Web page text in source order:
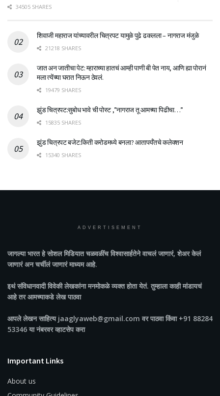
34505 SHARES
शिवाजी महाराज यांच्यावरील चित्रपट यामुळे पुढे ढकलला – नागराज मंजुळे
21218 SHARES
जात अन जातीचा पेट: म्हाराच्या हातचं आम्ही पाणी बी पेत नाय, आणि ह्या पोरानं
मला त्येंच्या घरात निऊन ठेवलं.
19479 SHARES
झुंड चित्रपट:सुबोध भावे ची पोस्ट ,”नागराज तू आमच्या पिढीचा…”
15835 SHARES
झुंड चित्रपट बजेट:किती करोडमध्ये बनला? आतापर्यँतचे कलेक्शन
15340 SHARES
ADVERTISEMENT
जागल्या भारतहे सोशल मिडियात चळवळींच विश्वासार्हतेने वाचलं जाणारं, शेअर केलं
जाणारं अन चर्चीलं जाणारं माध्यम आहे.
इथं संविधानवादी विवेकी लेखकांना मनमोकळे व्यक्त होता येतं. तुम्हाला काही मांडायचं
आहे तर आमच्याकडे लेख पाठवा
आपले लेखन साहित्य jaaglyaweb@gmail.com वर पाठवा किंवा +91 88284
53346 या नंबरवर व्हाटसेप करा
Important Links
About us